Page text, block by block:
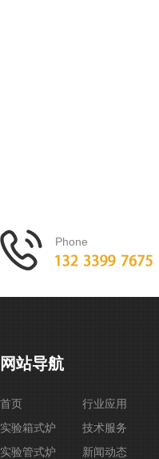
Phone
网站导航
首页
行业应用
实验箱式炉
技术服务
实验管式炉
新闻动态